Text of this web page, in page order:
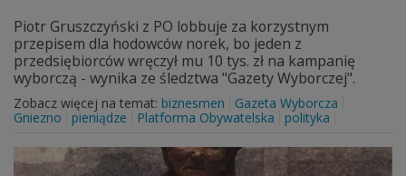
Piotr Gruszczyński z PO lobbuje za korzystnym
przepisem dla hodowców norek, bo jeden z
przedsiębiorców wręczył mu 10 tys. zł na kampanię
wyborczą - wynika ze śledztwa "Gazety Wyborczej".
Zobacz więcej na temat: biznesmen
Gazeta Wyborcza
Gniezno
pieniądze Platforma Obywatelska polityka